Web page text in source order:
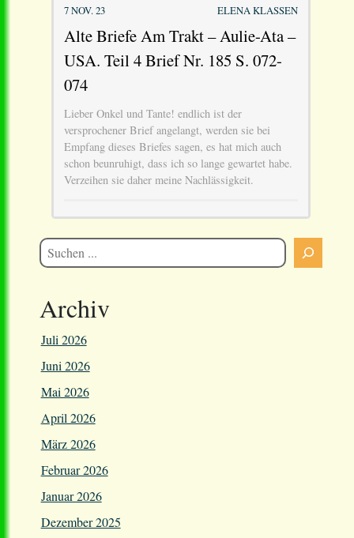
7 NOV. 23 ELENA KLASSEN
Alte Briefe Am Trakt – Aulie-Ata –
USA. Teil 4 Brief Nr. 185 S. 072-
074
Lieber Onkel und Tante! endlich ist der
versprochener Brief angelangt, werden sie bei
Empfang dieses Briefes sagen, es hat mich auch
schon beunruhigt, dass ich so lange gewartet habe.
Verzeihen sie daher meine Nachlässigkeit.
Archiv
Juli 2026
Juni 2026
Mai 2026
April 2026
März 2026
Februar 2026
Januar 2026
Dezember 2025